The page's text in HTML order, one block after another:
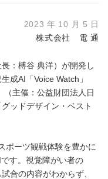
2023 年 10 月 5 日
株式会社 電 通
：榑谷 典洋）が開発し
成AI「Voice Watch」
主催：公益財団法人日
ッドデザイン・ベスト
ポーツ観戦体験を豊かに
す。視覚障がい者の
合の内容がわからず、